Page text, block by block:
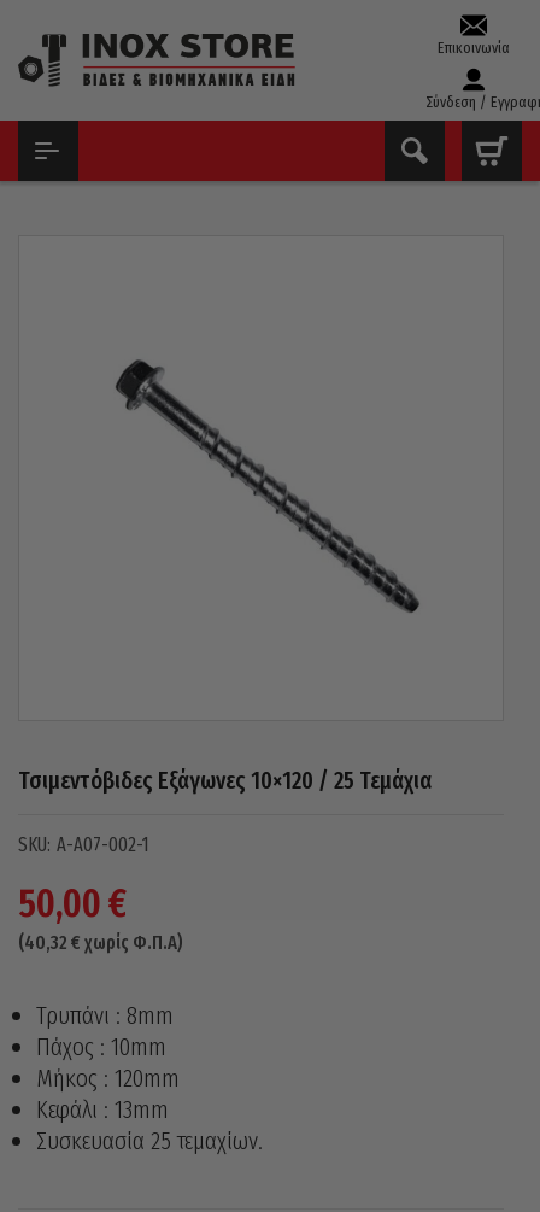
Επικοινωνία
Σύνδεση /
Τσιμεντόβιδες Εξάγωνες 10×120 / 25 Τεμάχια
Α-Α07-002-1
50,00€
(40,32 € χωρίς Φ.Π.Α)
Τρυπάνι : 8mm
Πάχος : 10mm
Μήκος : 120mm
Κεφάλι : 13mm
Συσκευασία 25 τεμαχίων.